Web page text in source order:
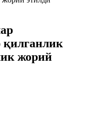
жорий